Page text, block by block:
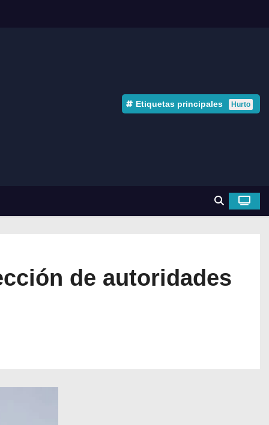
Etiquetas principales Hurto
de autoridades